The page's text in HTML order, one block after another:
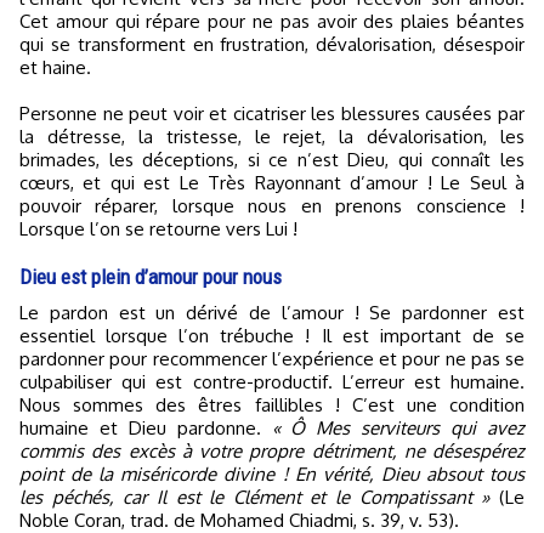
Cet amour qui répare pour ne pas avoir des plaies béantes
qui se transforment en frustration, dévalorisation, désespoir
et haine.
Personne ne peut voir et cicatriser les blessures causées par
la détresse, la tristesse, le rejet, la dévalorisation, les
brimades, les déceptions, si ce n’est Dieu, qui connaît les
cœurs, et qui est Le Très Rayonnant d’amour ! Le Seul à
pouvoir réparer, lorsque nous en prenons conscience !
Lorsque l’on se retourne vers Lui !
Dieu est plein d’amour pour nous
Le pardon est un dérivé de l’amour ! Se pardonner est
essentiel lorsque l’on trébuche ! Il est important de se
pardonner pour recommencer l’expérience et pour ne pas se
culpabiliser qui est contre-productif. L’erreur est humaine.
Nous sommes des êtres faillibles ! C’est une condition
humaine et Dieu pardonne.
« Ô Mes serviteurs qui avez
commis des excès à votre propre détriment, ne désespérez
point de la miséricorde divine ! En vérité, Dieu absout tous
les péchés, car Il est le Clément et le Compatissant »(Le
Noble Coran, trad. de Mohamed Chiadmi, s. 39, v. 53).